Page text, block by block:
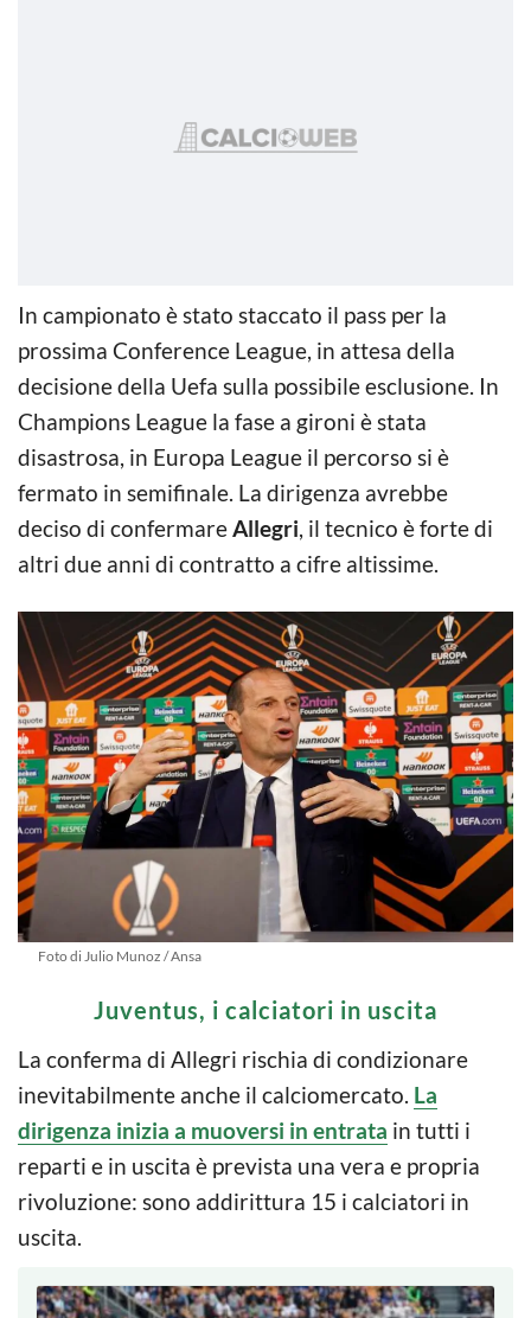
In campionato è stato staccato il pass per la
prossima Conference League, in attesa della
decisione della Uefa sulla possibile esclusione. In
Champions League la fase a gironi è stata
disastrosa, in Europa League il percorso si è
fermato in semifinale. La dirigenza avrebbe
deciso di confermareAllegri, il tecnico è forte di
altri due anni di contratto a cifre altissime.
Foto di Julio Munoz / Ansa
Juventus, i calciatori in uscita
La conferma di Allegri rischia di condizionare
inevitabilmente anche il calciomercato. La
dirigenza inizia a muoversi in entrata in tutti i
reparti e in uscita è prevista una vera e propria
rivoluzione: sono addirittura 15 i calciatori in
uscita.